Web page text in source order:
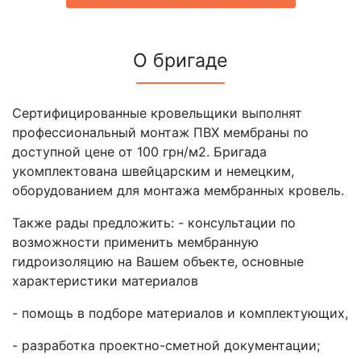
О бригаде
Сертифицированные кровельщики выполнят
профессиональный монтаж ПВХ мембраны по
доступной цене от 100 грн/м2. Бригада
укомплектована швейцарским и немецким,
оборудованием для монтажа мембранных кровель.
Также рады предложить: - консультации по
возможности применить мембранную
гидроизоляцию на Вашем объекте, основные
характеристики материалов
- помощь в подборе материалов и комплектующих,
- разработка проектно-сметной документации;